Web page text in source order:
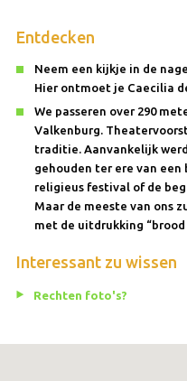
Entdecken
Neem een kijkje in de
Hier ontmoet je Caecilia
We passeren over 290
Valkenburg.
traditie. Aanvankelijk
gehouden ter ere van een
religieus festival of de
Maar de meeste van ons
met de uitdrukking “brood
Interessant zu wissen
Rechten foto's?